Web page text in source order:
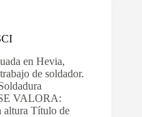
en Hevia,
de soldador.
VALORA:
altura Título de